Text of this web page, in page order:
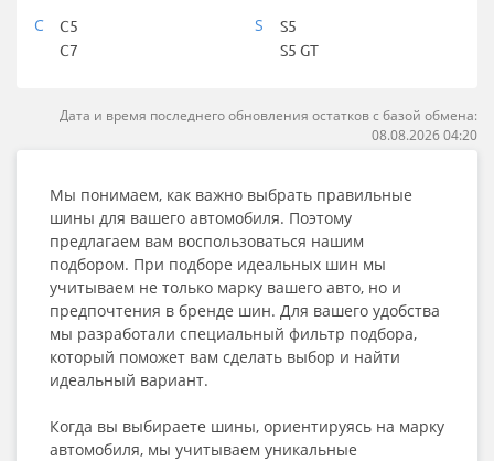
C
C5
C7
S
S5
S5 GT
Дата и время последнего обновления остатков с базой обмена:
08.08.2026 04:20
Мы понимаем, как важно выбрать правильные
шины для вашего автомобиля. Поэтому
предлагаем вам воспользоваться нашим
подбором. При подборе идеальных шин мы
учитываем не только марку вашего авто, но и
предпочтения в бренде шин. Для вашего удобства
мы разработали специальный фильтр подбора,
который поможет вам сделать выбор и найти
идеальный вариант.
Когда вы выбираете шины, ориентируясь на марку
автомобиля, мы учитываем уникальные